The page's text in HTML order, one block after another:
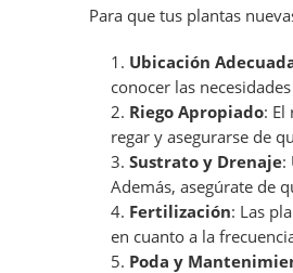
Para que tus plantas
Ubicación
conocer las
Riego Apropiado: El
regar y asegurarse de
Sustrato y Drenaje:
Además, asegúrate de
Fertilización: Las
en cuanto a la
Poda y